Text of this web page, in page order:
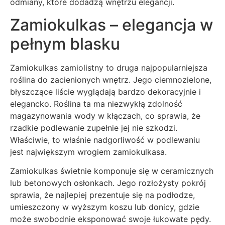
odmiany, które dodadzą wnętrzu elegancji.
Zamiokulkas – elegancja w
pełnym blasku
Zamiokulkas zamiolistny to druga najpopularniejsza
roślina do zacienionych wnętrz. Jego ciemnozielone,
błyszczące liście wyglądają bardzo dekoracyjnie i
elegancko. Roślina ta ma niezwykłą zdolność
magazynowania wody w kłączach, co sprawia, że
rzadkie podlewanie zupełnie jej nie szkodzi.
Właściwie, to właśnie nadgorliwość w podlewaniu
jest największym wrogiem zamiokulkasa.
Zamiokulkas świetnie komponuje się w ceramicznych
lub betonowych osłonkach. Jego rozłożysty pokrój
sprawia, że najlepiej prezentuje się na podłodze,
umieszczony w wyższym koszu lub donicy, gdzie
może swobodnie eksponować swoje łukowate pędy.